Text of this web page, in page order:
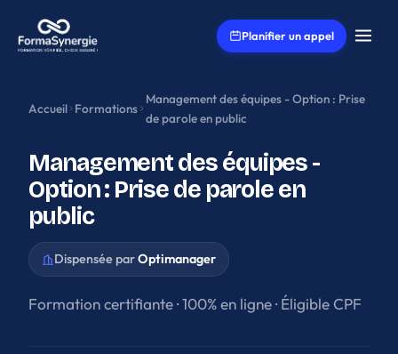
Planifier un appel
Accueil Formations
Management des équipes - Option : Prise
de parole en public
Management des équipes -
Option : Prise de parole en
public
Dispensée parOptimanager
Formation certifiante · 100% en ligne · Éligible CPF